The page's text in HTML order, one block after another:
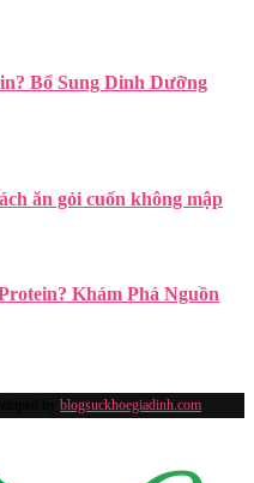
Bổ Sung Dinh Dưỡng
ăn gỏi cuốn không mập
Khám Phá Nguồn
blogsuckhoegiadinh.com